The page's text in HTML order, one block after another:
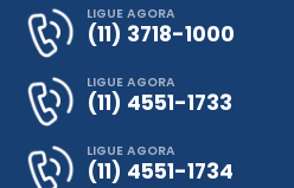
LIGUE AGORA
(11) 3718-1000
LIGUE AGORA
(11) 4551-1733
LIGUE AGORA
(11) 4551-1734